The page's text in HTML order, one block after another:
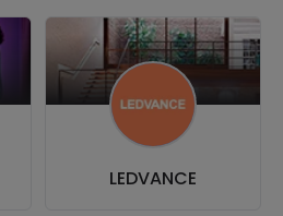
LEDVANCE